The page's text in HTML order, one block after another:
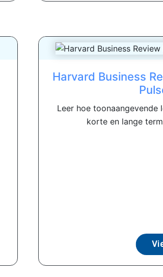
Harvard Business
Leer hoe
korte en lange